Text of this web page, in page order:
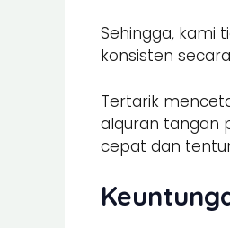
Sehingga, kami
konsisten
Tertarik
alquran tangan
cepat dan